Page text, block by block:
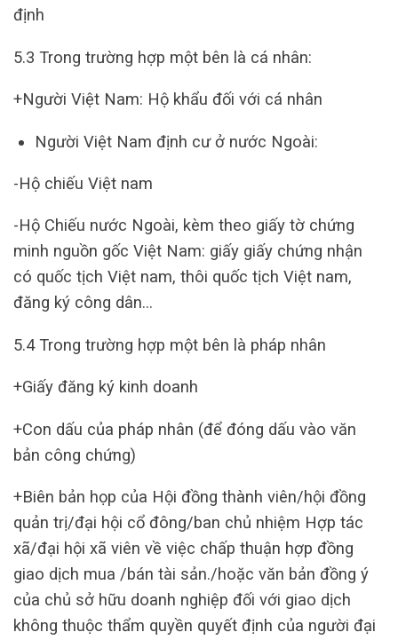
định
5.3 Trong trường hợp một bên là cá nhân:
+Người Việt Nam: Hộ khẩu đối với cá nhân
Người Việt Nam định cư ở nước Ngoài:
-Hộ chiếu Việt nam
-Hộ Chiếu nước Ngoài, kèm theo giấy tờ chứng
minh nguồn gốc Việt Nam: giấy giấy chứng nhận
có quốc tịch Việt nam, thôi quốc tịch Việt nam,
đăng ký công dân…
5.4 Trong trường hợp một bên là pháp nhân
+Giấy đăng ký kinh doanh
+Con dấu của pháp nhân (để đóng dấu vào văn
bản công chứng)
+Biên bản họp của Hội đồng thành viên/hội đồng
quản trị/đại hội cổ đông/ban chủ nhiệm Hợp tác
xã/đại hội xã viên về việc chấp thuận hợp đồng
giao dịch mua /bán tài sản./hoặc văn bản đồng ý
của chủ sở hữu doanh nghiệp đối với giao dịch
không thuộc thẩm quyền quyết định của người đại